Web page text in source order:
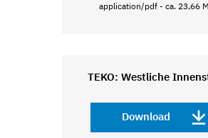
application/pdf - ca. 23,66
TEKO: Westliche
Download